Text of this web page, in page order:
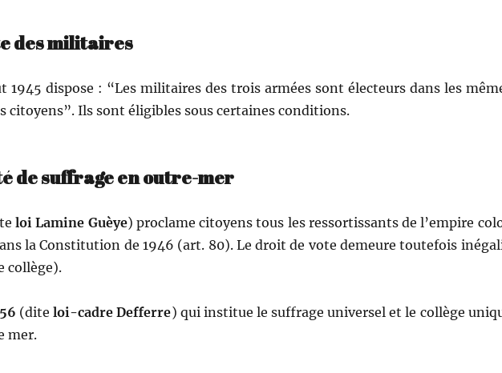
des militaires
1945 dis­pose : “Les mil­i­taires des trois armées sont électeurs dans les
citoyens”. Ils sont éli­gi­bles sous cer­taines conditions.
de suffrage en outre-mer
loi Lamine Guèye) proclame citoyens tous les ressor­tis­sants de l’empire
la Con­sti­tu­tion de 1946 (art. 80). Le droit de vote demeure toute­fois
collège).
(diteloi-cadre Def­ferre) qui institue le suf­frage uni­versel et le col­lège
mer.